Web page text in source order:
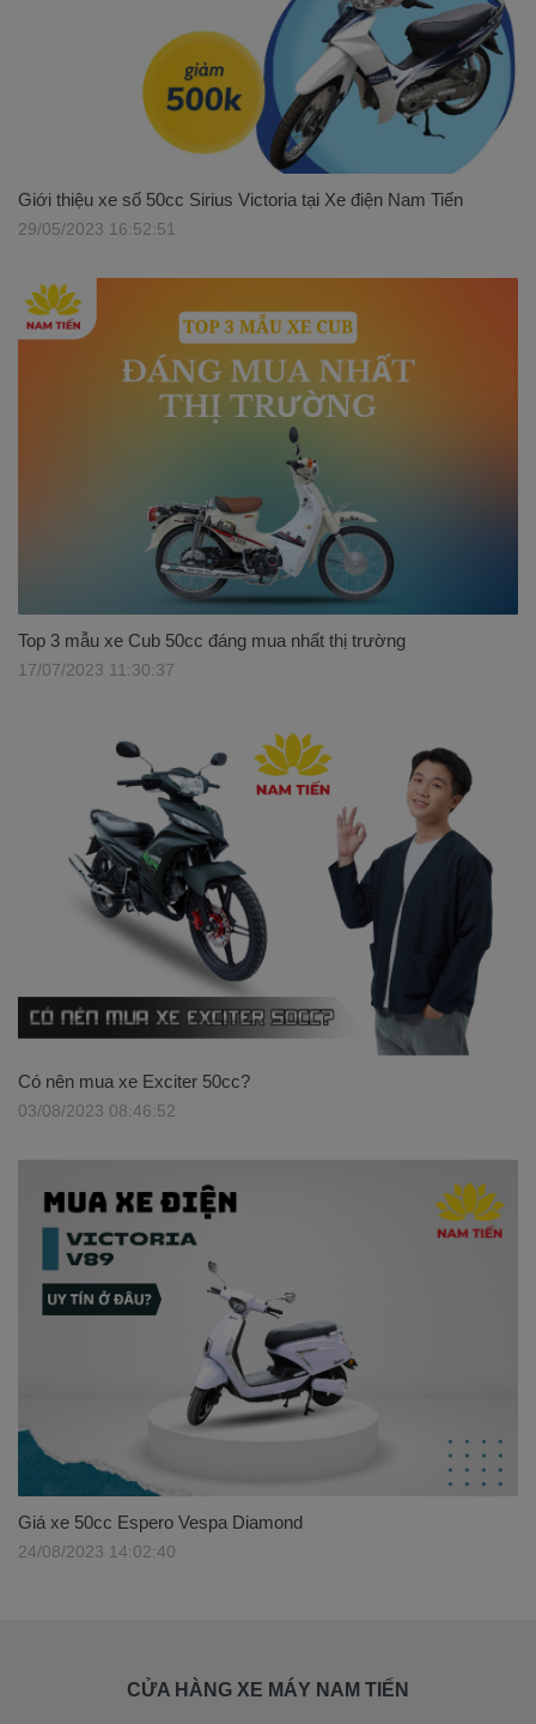
Giới thiệu xe số 50cc Sirius Victoria tại Xe điện Nam Tiến
29/05/2023 16:52:51
Top 3 mẫu xe Cub 50cc đáng mua nhất thị trường
17/07/2023 11:30:37
Có nên mua xe Exciter 50cc?
03/08/2023 08:46:52
Giá xe 50cc Espero Vespa Diamond
24/08/2023 14:02:40
CỬA HÀNG XE MÁY NAM TIẾN